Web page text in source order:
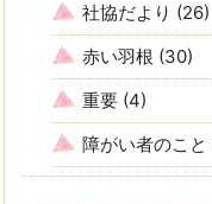
社協だより (26)
赤い羽根 (30)
重要 (4)
障がい者のこと